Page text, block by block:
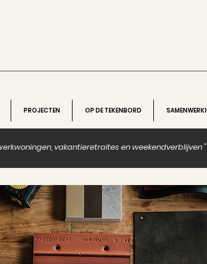
PROJECTEN OP DE TEKENBORD
vakantieretraites en weekendverblijven "